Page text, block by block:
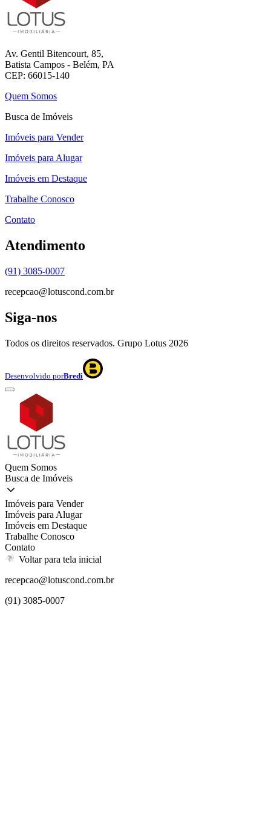
Av. Gentil Bitencourt, 85,
Batista Campos - Belém, PA
CEP: 66015-140
Quem Somos
Busca de Imóveis
Imóveis para Vender
Imóveis para Alugar
Imóveis em Destaque
Trabalhe Conosco
Contato
Atendimento
(91) 3085-0007
recepcao@lotuscond.com.br
Siga-nos
Todos os direitos reservados. Grupo Lotus 2026
Desenvolvido porBredi
Quem Somos
Busca de Imóveis
Imóveis para Vender
Imóveis para Alugar
Imóveis em Destaque
Trabalhe Conosco
Contato
Voltar para tela inicial
recepcao@lotuscond.com.br
(91) 3085-0007